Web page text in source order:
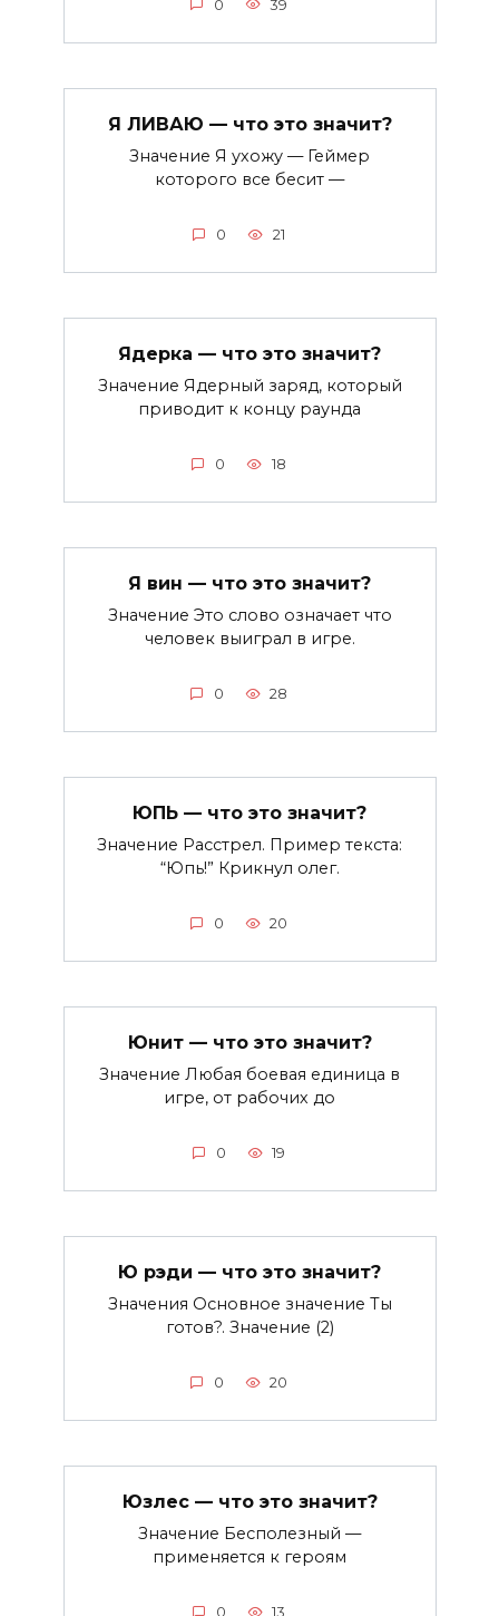
0 39
Я ЛИВАЮ — что это значит?
Значение Я ухожу — Геймер
которого все бесит —
0 21
Ядерка — что это значит?
Значение Ядерный заряд, который
приводит к концу раунда
0 18
Я вин — что это значит?
Значение Это слово означает что
человек выиграл в игре.
0 28
ЮПЬ — что это значит?
Значение Расстрел. Пример текста:
“Юпь!” Крикнул олег.
0 20
Юнит — что это значит?
Значение Любая боевая единица в
игре, от рабочих до
0 19
Ю рэди — что это значит?
Значения Основное значение Ты
готов?. Значение (2)
0 20
Юзлес — что это значит?
Значение Бесполезный —
применяется к героям
0 13